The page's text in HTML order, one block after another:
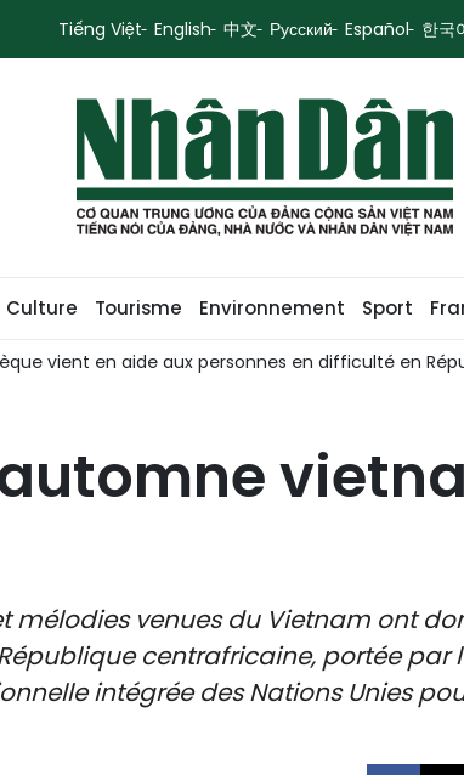
Tiếng Việt English 中文 Русский Español 한국
Culture Tourisme Environnement Sport
vient en aide aux personnes en difficulté en
mélodies venues du Vietnam ont
centrafricaine, portée par
intégrée des Nations Unies